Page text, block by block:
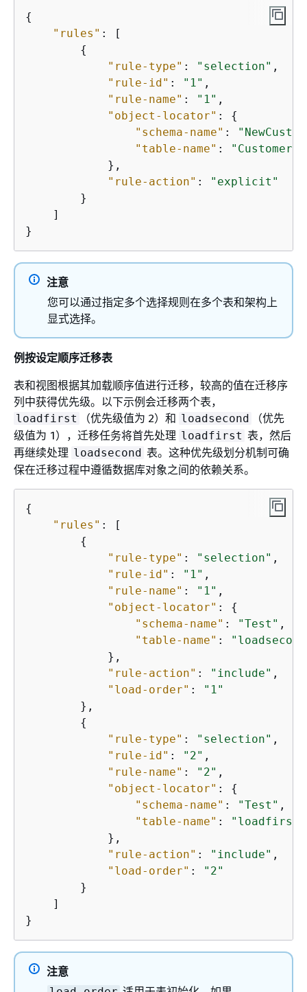
{
"rules" : [
{
"rule-type" : "selection" ,
"rule-id" : "1" ,
"rule-name" : "1" ,
"object-locator" : {
"schema-name" : "NewCust"
"table-name" :
"Customer"
            },
"rule-action" :
"explicit"
        }
    ]
}
注意
您可以通过指定多个选择规则在多个表和架构上
显式选择。
例按设定顺序迁移表
表和视图根据其加载顺序值进行迁移，较高的值在迁移序
列中获得优先级。以下示例会迁移两个表，
loadfirst （优先级值为 2）和 loadsecond
（优先
级值为 1），迁移任务将首先处理 loadfirst 表，然后
再继续处理 loadsecond 表。这种优先级划分机制可确
保在迁移过程中遵循数据库对象之间的依赖关系。
{
"rules" : [
{
"rule-type" : "selection" ,
"rule-id" : "1" ,
"rule-name" : "1" ,
"object-locator" : {
"schema-name" : "Test" ,
"table-name" :
            },
"rule-action" : "include" ,
"load-order" :
"1"
        },
{
"rule-type" : "selection" ,
"rule-id" : "2" ,
"rule-name" : "2" ,
"object-locator" : {
"schema-name" : "Test" ,
"table-name" :
"loadfirst"
            },
"rule-action" : "include" ,
"load-order" :
"2"
        }
    ]
}
注意